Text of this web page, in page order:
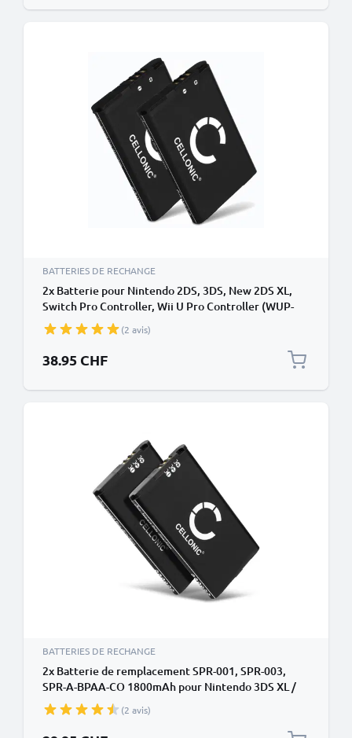
BATTERIES DE RECHANGE
2x Batterie pour Nintendo 2DS, 3DS, New 2DS XL,
Switch Pro Controller, Wii U Pro Controller (WUP-
005) - CTR-003, CTR-001 1300mAh de CELLONIC
(2 avis)
38.95 CHF
BATTERIES DE RECHANGE
2x Batterie de remplacement SPR-001, SPR-003,
SPR-A-BPAA-CO 1800mAh pour Nintendo 3DS XL /
New 3DS XL
(2 avis)